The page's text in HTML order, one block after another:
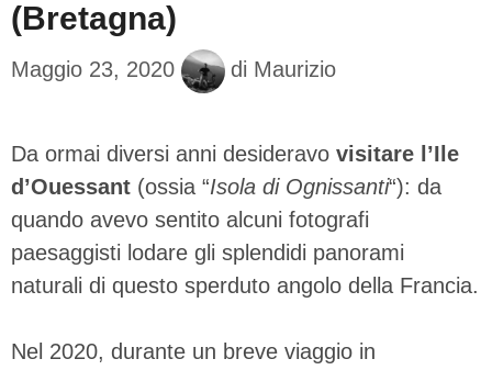
(Bretagna)
Maggio 23, 2020 di Maurizio
Da ormai diversi anni desideravo visitare l’Ile
d’Ouessant (ossia “Isola di Ognissanti“): da
quando avevo sentito alcuni fotografi
paesaggisti lodare gli splendidi panorami
naturali di questo sperduto angolo della Francia.
Nel 2020, durante un breve viaggio in